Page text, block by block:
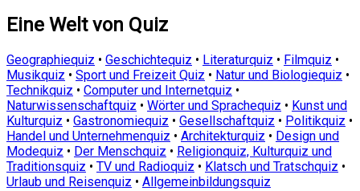
Eine Welt von Quiz
Geographiequiz • Geschichtequiz • Literaturquiz • Filmquiz •
Musikquiz • Sport und Freizeit Quiz • Natur und Biologiequiz •
Technikquiz • Computer und Internetquiz •
Naturwissenschaftquiz • Wörter und Sprachequiz • Kunst und
Kulturquiz • Gastronomiequiz • Gesellschaftquiz • Politikquiz •
Handel und Unternehmenquiz • Architekturquiz • Design und
Modequiz • Der Menschquiz • Religionquiz, Kulturquiz und
Traditionsquiz • TV und Radioquiz • Klatsch und Tratschquiz •
Urlaub und Reisenquiz • Allgemeinbildungsquiz